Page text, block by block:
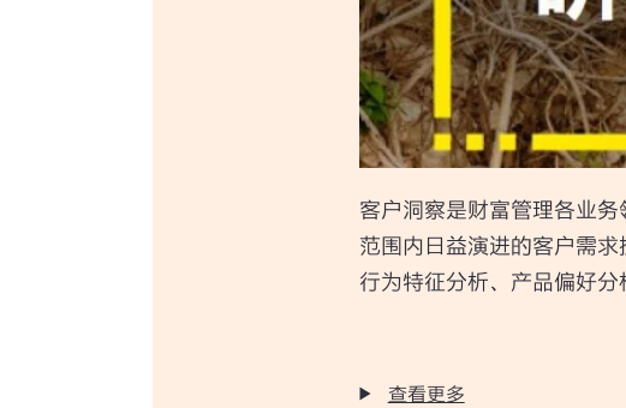
客户洞察是财富管理各业
范围内日益演进的客户需
行为特征分析、产品偏好
查看更多